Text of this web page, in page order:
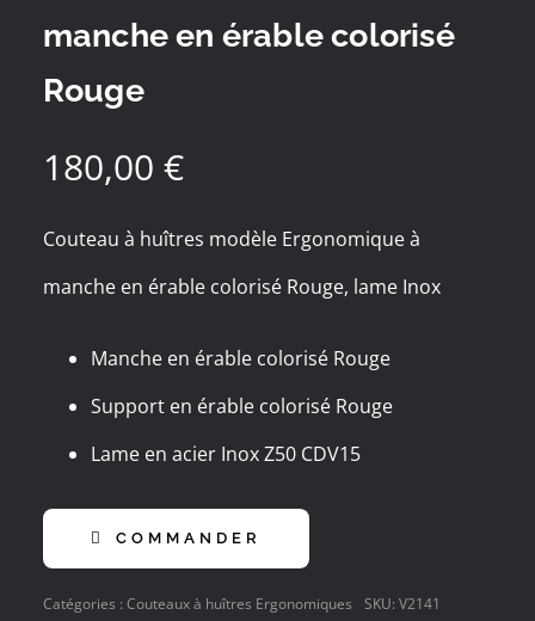
manche en érable colorisé
Rouge
180,00 €
Couteau à huîtres modèle Ergonomique à
manche en érable colorisé Rouge, lame Inox
Manche en érable colorisé Rouge
Support en érable colorisé Rouge
Lame en acier Inox Z50 CDV15
COMMANDER
Catégories : Couteaux à huîtres Ergonomiques SKU: V2141